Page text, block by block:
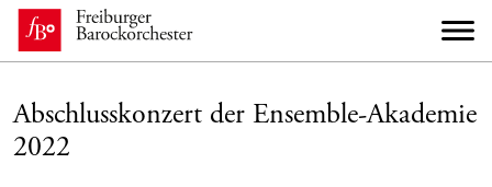
Abschlusskonzert der Ensemble-Akademie
2022